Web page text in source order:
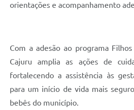
orientações e acompanhamento
Com a adesão ao programa
Cajuru amplia as ações de
fortalecendo a assistência às
para um início de vida mais
bebês do município.